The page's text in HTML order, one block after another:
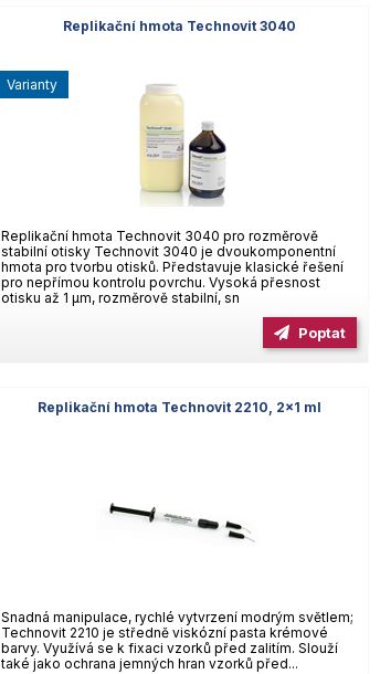
Replikační hmota Technovit 3040
Replikační hmota Technovit 3040 pro rozměrově
stabilní otisky Technovit 3040 je dvoukomponentní
hmota pro tvorbu otisků. Představuje klasické řešení
pro nepřímou kontrolu povrchu. Vysoká přesnost
otisku až 1 µm, rozměrově stabilní, sn
varianty
Poptat
Replikační hmota Technovit 2210, 2×1 ml
Snadná manipulace, rychlé vytvrzení modrým světlem;
Technovit 2210 je středně viskózní pasta krémové
barvy. Využívá se k fixaci vzorků před zalitím. Slouží
také jako ochrana jemných hran vzorků před...